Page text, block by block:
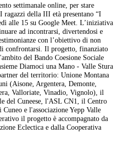
settimanale online, per stare
ragazzi della III età presentano “I
alle 15 su Google Meet. L’iniziativa
ad incontrarsi, divertendosi e
con l’obiettivo di non
confrontarsi. Il progetto, finanziato
del Bando Coesione Sociale
Diamoci una Mano - Valle Stura
del territorio: Unione Montana
(Aisone, Argentera, Demonte,
Valloriate, Vinadio, Vignolo), il
del Cuneese, l'ASL CN1, il Centro
e l'associazione Yepp Valle
il progetto è accompagnato da
Eclectica e dalla Cooperativa